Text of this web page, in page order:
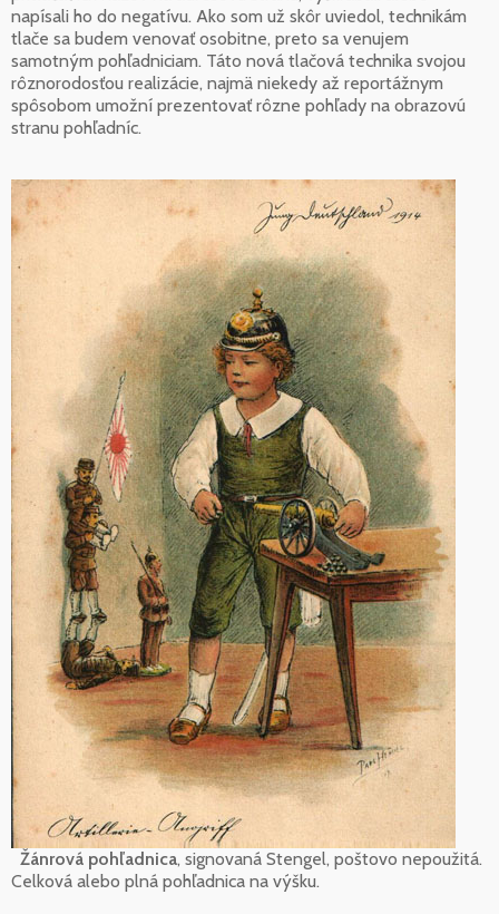
napísali ho do negatívu. Ako som už skôr uviedol, technikám
tlače sa budem venovať osobitne, preto sa venujem
samotným pohľadniciam. Táto nová tlačová technika svojou
rôznorodosťou realizácie, najmä niekedy až reportážnym
spôsobom umožní prezentovať rôzne pohľady na obrazovú
stranu pohľadníc.
Žánrová pohľadnica, signovaná Stengel, poštovo nepoužitá.
Celková alebo plná pohľadnica na výšku.